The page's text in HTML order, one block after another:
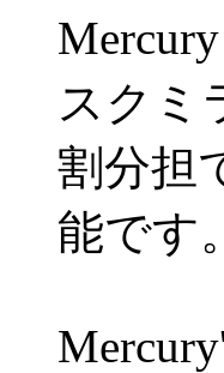
スクミ
割分担
能です。